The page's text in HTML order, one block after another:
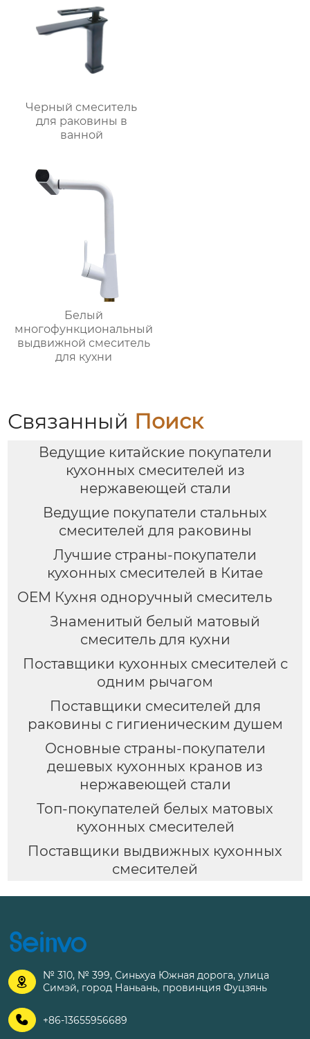
Черный смеситель
для раковины в
ванной
Белый
многофункциональный
выдвижной смеситель
для кухни
Связанный Поиск
Ведущие китайские покупатели
кухонных смесителей из
нержавеющей стали
Ведущие покупатели стальных
смесителей для раковины
Лучшие страны-покупатели
кухонных смесителей в Китае
OEM Кухня одноручный смеситель
Знаменитый белый матовый
смеситель для кухни
Поставщики кухонных смесителей с
одним рычагом
Поставщики смесителей для
раковины с гигиеническим душем
Основные страны-покупатели
дешевых кухонных кранов из
нержавеющей стали
Топ-покупателей белых матовых
кухонных смесителей
Поставщики выдвижных кухонных
смесителей

№ 310, № 399, Синьхуа Южная дорога, улица
Симэй, город Наньань, провинция Фуцзянь
 +86-13655956689